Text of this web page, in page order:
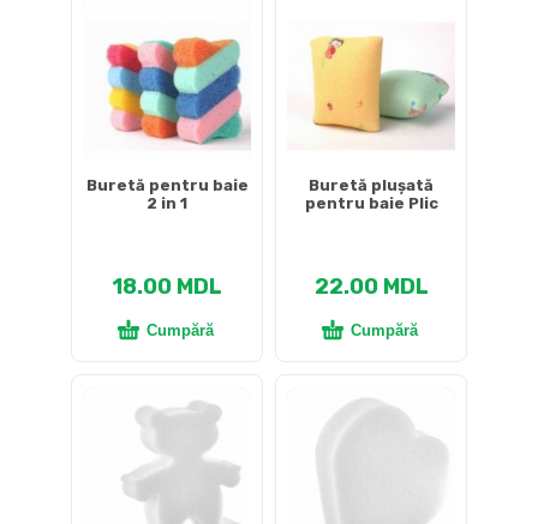
Buretă pentru baie
2 in 1
18.00 MDL
Cumpără
Buretă plușată
pentru baie Plic
22.00 MDL
Cumpără